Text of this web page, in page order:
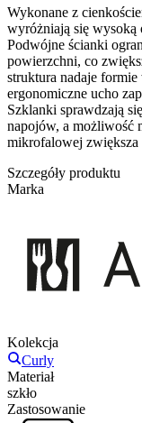
Wykonane z
wyróżniają się wysoką
Podwójne ścianki
powierzchni, co
struktura nadaje
ergonomiczne ucho
Szklanki sprawdzają
napojów, a możliwość
mikrofalowej
Szczegóły produktu
Marka
Kolekcja
Curly
Materiał
szkło
Zastosowanie